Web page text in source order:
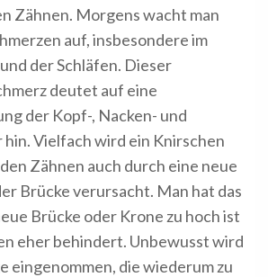
Zähnen. Morgens wacht man
auf, insbesondere im
der Schläfen. Dieser
deutet auf eine
der Kopf-, Nacken- und
Vielfach wird ein Knirschen
Zähnen auch durch eine neue
Brücke verursacht. Man hat das
Brücke oder Krone zu hoch ist
eher behindert. Unbewusst wird
eingenommen, die wiederum zu